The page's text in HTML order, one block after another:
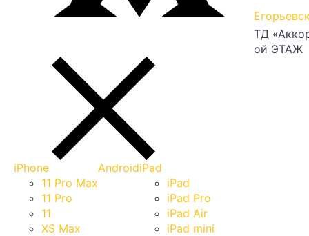
ТД
ой ЭТАЖ
iPhone
11 Pro Max
11 Pro
11
XS Max
AndroidiPad
iPad
iPad Pro
iPad Air
iPad mini